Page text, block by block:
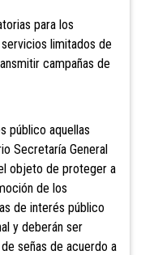
para los
limitados de
campañas de
público aquellas
Secretaría General
objeto de proteger a
de los
de interés público
y deberán ser
señas de acuerdo a